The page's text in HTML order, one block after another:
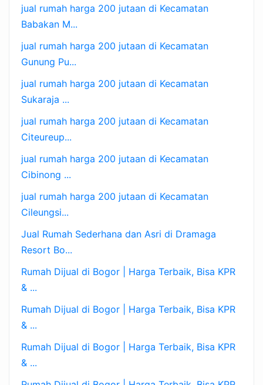
jual rumah harga 200 jutaan di Kecamatan
Babakan M...
jual rumah harga 200 jutaan di Kecamatan
Gunung Pu...
jual rumah harga 200 jutaan di Kecamatan
Sukaraja ...
jual rumah harga 200 jutaan di Kecamatan
Citeureup...
jual rumah harga 200 jutaan di Kecamatan
Cibinong ...
jual rumah harga 200 jutaan di Kecamatan
Cileungsi...
Jual Rumah Sederhana dan Asri di Dramaga
Resort Bo...
Rumah Dijual di Bogor | Harga Terbaik, Bisa KPR
& ...
Rumah Dijual di Bogor | Harga Terbaik, Bisa KPR
& ...
Rumah Dijual di Bogor | Harga Terbaik, Bisa KPR
& ...